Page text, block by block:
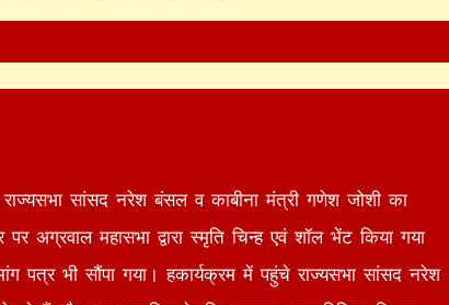
सांसद नरेश बंसल व काबीना मंत्री गणेश जोशी का
अग्रवाल महासभा द्वारा स्मृति चिन्ह एवं शॉल भेंट किया गया
पत्र भी सौंपा गया। हकार्यक्रम में पहुंचे राज्यसभा सांसद नरेश